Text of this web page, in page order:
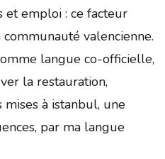
emploi : ce facteur
valencienne.
langue co-officielle,
la restauration,
à istanbul, une
par ma langue